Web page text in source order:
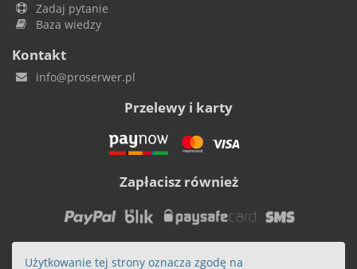
Zadaj pytanie
Baza wiedzy
Kontakt
info@proserwer.pl
Przelewy i karty
Zapłacisz również
Użytkowanie tej strony oznacza zgodę na